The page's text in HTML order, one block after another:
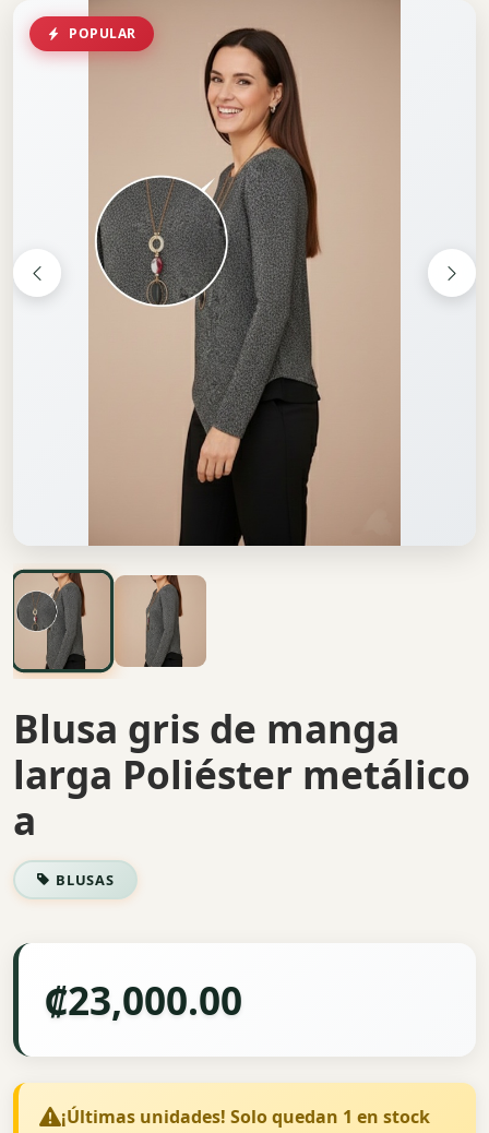
POPULAR
Blusa gris de manga
larga Poliéster metálico
a
BLUSAS
₡23,000.00
¡Últimas unidades! Solo quedan 1 en stock